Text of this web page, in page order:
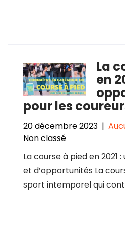
La
en
pour les
20 décembre 2023 |
Non classé
La course à pied en 2021
et d’opportunités La
sport intemporel qui